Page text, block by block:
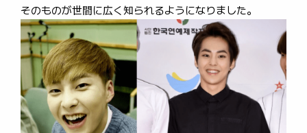
そのものが世間に広く知られるようになりました。